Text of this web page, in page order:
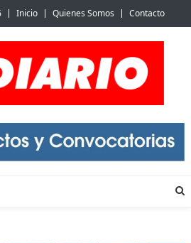
Inicio Quienes Somos Contacto
de San Pedro |
locales y